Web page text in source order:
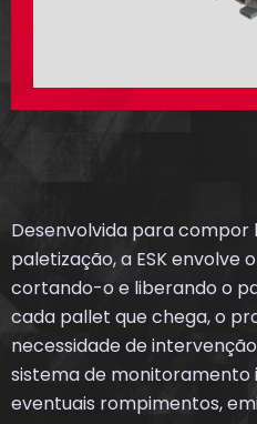
Desenvolvida para compor
paletização, a ESK
cortando-o e liberando o
cada pallet que chega, o
necessidade de
sistema de monitoramento
eventuais rompimentos,